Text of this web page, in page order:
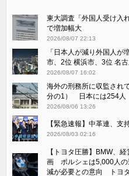
東大調査「外国人受け入
で増加幅大
2026/08/07 22:13
「日本人が減り外国人
市、2位 横浜市、3位 名
2026/08/07 16:02
海外の刑務所に収監され
分の1） 日本には254人
2026/08/06 13:26
【緊急速報】中革連、支
2026/08/03 02:16
【トヨタ圧勝】BMW、
画 ポルシェは5,000人の
減が必要との意向 トヨ